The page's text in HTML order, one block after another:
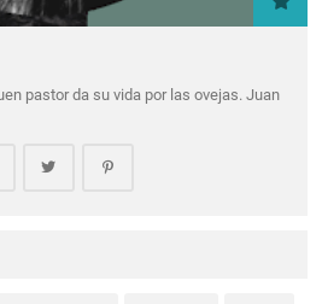
pastor da su vida por las ovejas. Juan